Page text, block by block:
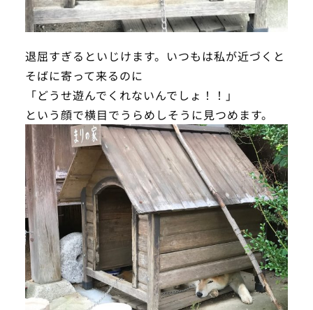
退屈すぎるといじけます。いつもは私が近づくと
そばに寄って来るのに
「どうせ遊んでくれないんでしょ！！」
という顔で横目でうらめしそうに見つめます。